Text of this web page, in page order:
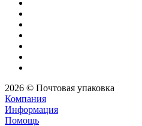
2026 © Почтовая упаковка
Компания
Информация
Помощь